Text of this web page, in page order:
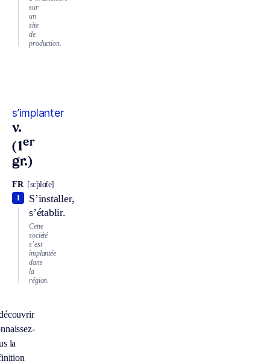
sur
un
site
de
production.
s’implanter
v.
(1er
gr.)
FR [sɛ̃plɑ̃te]
S’installer,
s’établir.
1
Cette
société
s’est
implantée
dans
la
région.
la